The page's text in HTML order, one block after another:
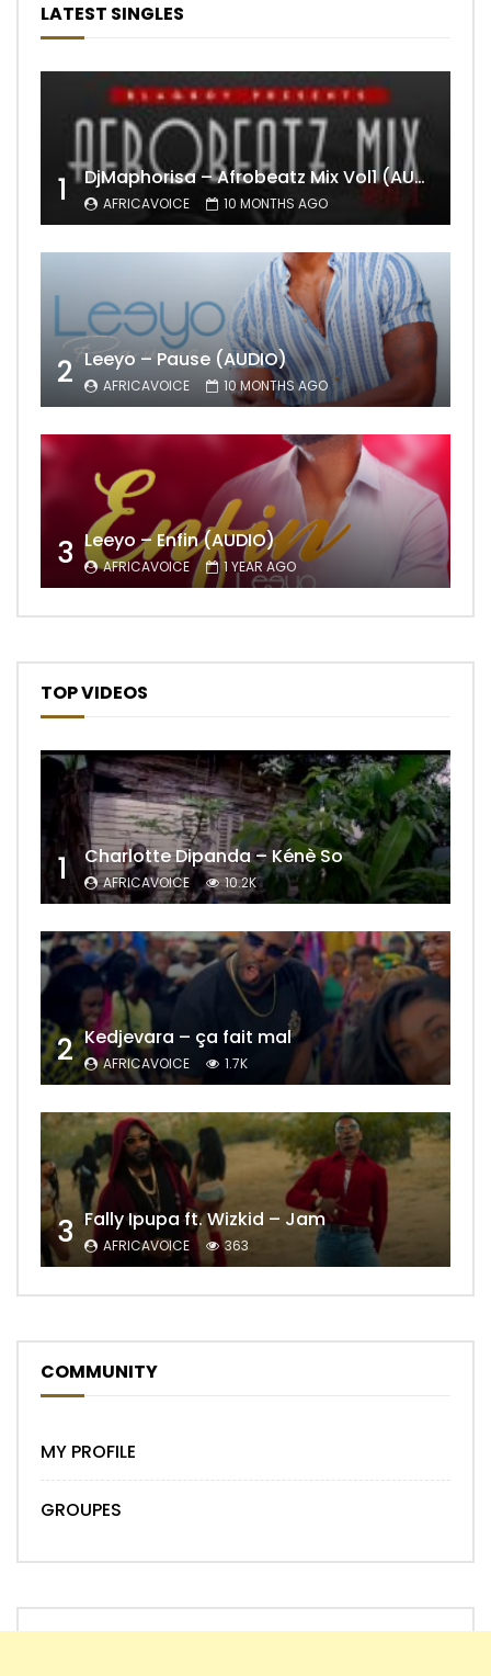
LATEST SINGLES
1 DjMaphorisa – Afrobeatz Mix Vol1 (AUDIO)
AFRICAVOICE 10 MONTHS AGO
2 Leeyo – Pause (AUDIO)
AFRICAVOICE 10 MONTHS AGO
3 Leeyo – Enfin (AUDIO)
AFRICAVOICE 1 YEAR AGO
TOP VIDEOS
1 Charlotte Dipanda – Kénè So
AFRICAVOICE 10.2K
2 Kedjevara – ça fait mal
AFRICAVOICE 1.7K
3 Fally Ipupa ft. Wizkid – Jam
AFRICAVOICE 363
COMMUNITY
MY PROFILE
GROUPES